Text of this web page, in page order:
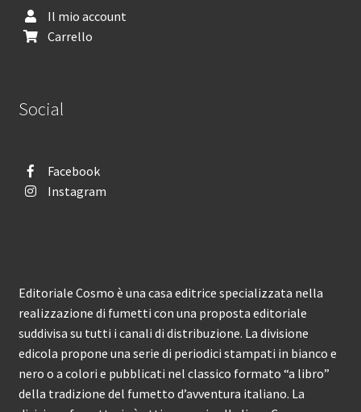
Il mio account
Carrello
Social
Facebook
Instagram
Editoriale Cosmo è una casa editrice specializzata nella
realizzazione di fumetti con una proposta editoriale
suddivisa su tutti i canali di distribuzione. La divisione
edicola propone una serie di periodici stampati in bianco e
nero o a colori e pubblicati nel classico formato “a libro”
della tradizione del fumetto d’avventura italiano. La